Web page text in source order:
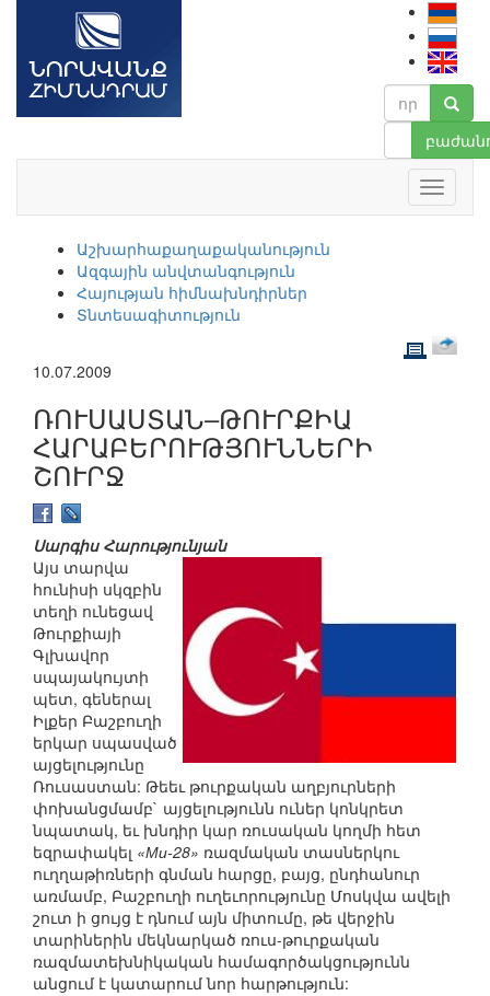
Աշխարհաքաղաքականություն
Ազգային անվտանգություն
Հայության հիմնախնդիրներ
Տնտեսագիտություն
10.07.2009
ՌՈՒՍԱՍՏԱՆ–ԹՈՒՐՔԻԱ
ՀԱՐԱԲԵՐՈՒԹՅՈՒՆՆԵՐԻ
ՇՈՒՐՋ
Սարգիս Հարությունյան
Այս տարվա
հունիսի սկզբին
տեղի ունեցավ
Թուրքիայի
Գլխավոր
սպայակույտի
պետ, գեներալ
Իլքեր Բաշբուղի
երկար սպասված
այցելությունը
Ռուսաստան: Թեեւ թուրքական աղբյուրների
փոխանցմամբ` այցելությունն ուներ կոնկրետ
նպատակ, եւ խնդիր կար ռուսական կողմի հետ
եզրափակել «Ми-28» ռազմական տասներկու
ուղղաթիռների գնման հարցը, բայց, ընդհանուր
առմամբ, Բաշբուղի ուղեւորությունը Մոսկվա ավելի
շուտ ի ցույց է դնում այն միտումը, թե վերջին
տարիներին մեկնարկած ռուս-թուրքական
ռազմատեխնիկական համագործակցությունն
անցում է կատարում նոր հարթություն: